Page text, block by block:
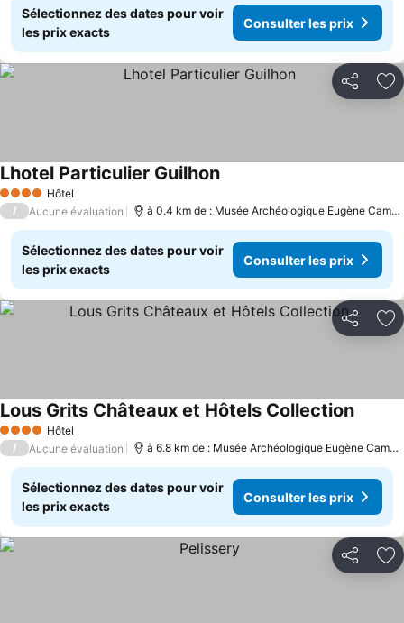
Sélectionnez des dates pour voir
les prix exacts
Consulter les prix
Partager
4 Étoiles Hôtel
Lhotel Particulier GuilhonConsulter les prix
/ Aucune évaluation à 0.4 km de : Musée Archéologique Eugène
Sélectionnez des dates pour voir
les prix exacts
Consulter les prix
Partager
4 Étoiles Hôtel
Lous Grits Châteaux et Hôtels Collection
/ Aucune évaluation à 6.8 km de : Musée Archéologique Eugène
Sélectionnez des dates pour voir
les prix exacts
Consulter les prix
Partager